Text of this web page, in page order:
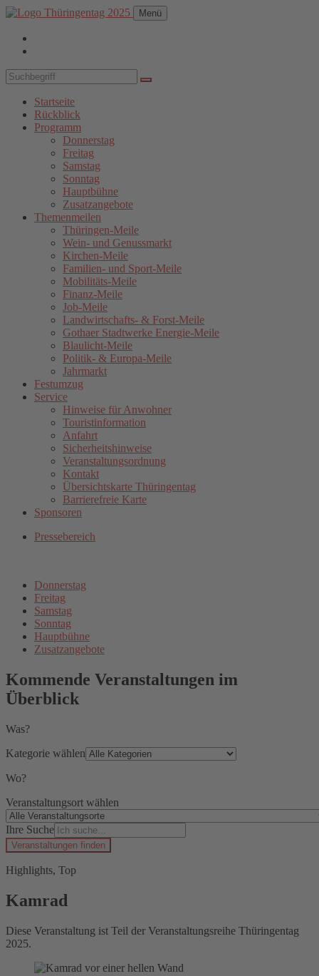
Menü
Startseite
Rückblick
Programm
Donnerstag
Freitag
Samstag
Sonntag
Hauptbühne
Zusatzangebote
Themenmeilen
Thüringen-Meile
Wein- und Genussmarkt
Kirchen-Meile
Familien- und Sport-Meile
Mobilitäts-Meile
Finanz-Meile
Job-Meile
Landwirtschafts- & Forst-Meile
Gothaer Stadtwerke Energie-Meile
Blaulicht-Meile
Politik- & Europa-Meile
Jahrmarkt
Festumzug
Service
Hinweise für Anwohner
Touristinformation
Anfahrt
Sicherheitshinweise
Veranstaltungsordnung
Kontakt
Übersichtskarte Thüringentag
Barrierefreie Karte
Sponsoren
Pressebereich
Donnerstag
Freitag
Samstag
Sonntag
Hauptbühne
Zusatzangebote
Kommende Veranstaltungen im
Überblick
Was?
Kategorie wählen
Wo?
Veranstaltungsort wählen
Ihre Suche
Veranstaltungen finden
Highlights, Top
Kamrad
Diese Veranstaltung ist Teil der Veranstaltungsreihe Thüringentag
2025.